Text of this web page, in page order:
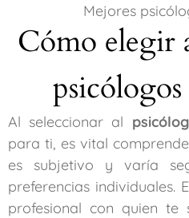
Mejores
Cómo elegir
Al seleccionar al
para ti, es vital
es subjetivo y varía
preferencias individuales.
profesional con quien te